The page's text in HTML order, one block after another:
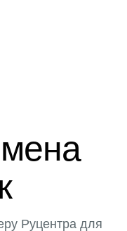
Руцентра для